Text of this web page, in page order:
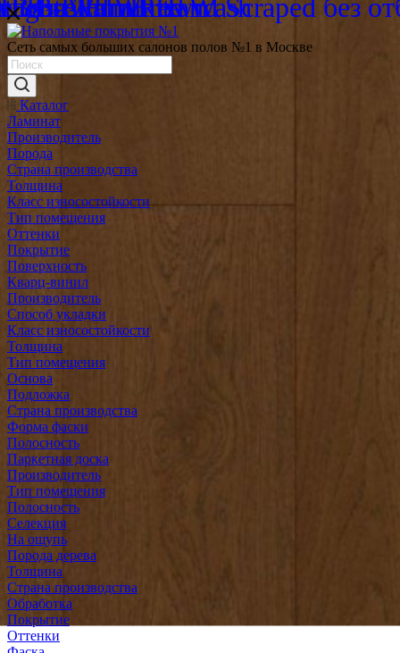
Сеть самых больших салонов полов №1 в Москве
Каталог
Ламинат
Производитель
Порода
Страна производства
Толщина
Класс износостойкости
Тип помещения
Оттенки
Покрытие
Поверхность
Кварц-винил
Производитель
Способ укладки
Класс износостойкости
Толщина
Тип помещения
Основа
Подложка
Страна производства
Форма фаски
Полосность
Паркетная доска
Производитель
Тип помещения
Полосность
Селекция
На ощупь
Порода дерева
Толщина
Страна производства
Обработка
Покрытие
Оттенки